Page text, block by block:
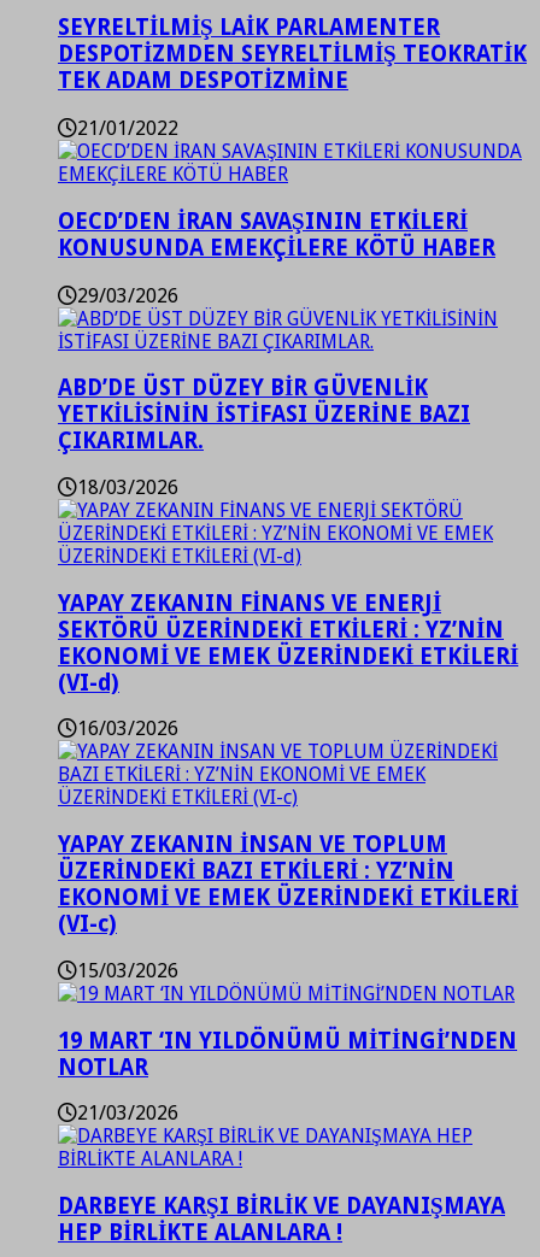
SEYRELTİLMİŞ LAİK PARLAMENTER
DESPOTİZMDEN SEYRELTİLMİŞ TEOKRATİK
TEK ADAM DESPOTİZMİNE
21/01/2022
OECD’DEN İRAN SAVAŞININ ETKİLERİ
KONUSUNDA EMEKÇİLERE KÖTÜ HABER
29/03/2026
ABD’DE ÜST DÜZEY BİR GÜVENLİK
YETKİLİSİNİN İSTİFASI ÜZERİNE BAZI
ÇIKARIMLAR.
18/03/2026
YAPAY ZEKANIN FİNANS VE ENERJİ
SEKTÖRÜ ÜZERİNDEKİ ETKİLERİ : YZ’NİN
EKONOMİ VE EMEK ÜZERİNDEKİ ETKİLERİ
(VI-d)
16/03/2026
YAPAY ZEKANIN İNSAN VE TOPLUM
ÜZERİNDEKİ BAZI ETKİLERİ : YZ’NİN
EKONOMİ VE EMEK ÜZERİNDEKİ ETKİLERİ
(VI-c)
15/03/2026
19 MART ‘IN YILDÖNÜMÜ MİTİNGİ’NDEN
NOTLAR
21/03/2026
DARBEYE KARŞI BİRLİK VE DAYANIŞMAYA
HEP BİRLİKTE ALANLARA !